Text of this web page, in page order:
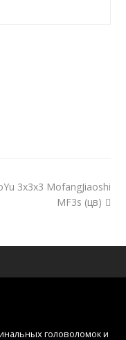
3x3x3 MofangJiaoshi
MF3s (цв)
головоломок и